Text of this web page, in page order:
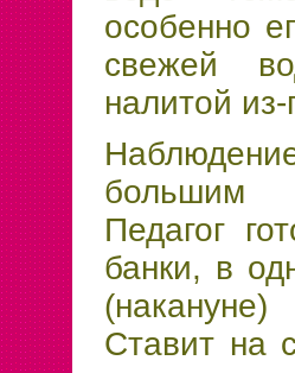
особенно
свежей
налитой
большим
Педагог
банки, в
Ставит на